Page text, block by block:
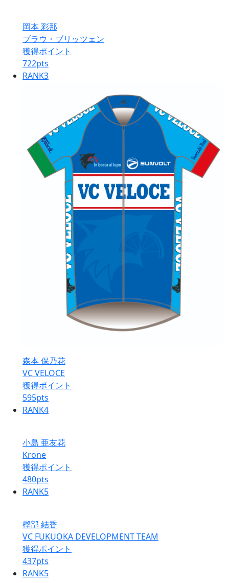
岡本 彩那
ブラウ・ブリッツェン
獲得ポイント
722pts
RANK3
森本 保乃花
VC VELOCE
獲得ポイント
595pts
RANK4
小島 亜友花
Krone
獲得ポイント
480pts
RANK5
樫部 結香
VC FUKUOKA DEVELOPMENT TEAM
獲得ポイント
437pts
RANK5